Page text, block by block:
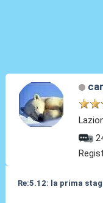
Re:5.12: la prima